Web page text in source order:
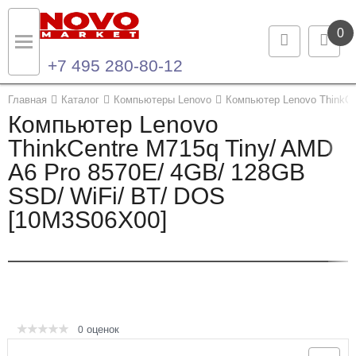
0
+7 495 280-80-12
Главная Каталог Компьютеры Lenovo Компьютер Lenovo
Компьютер Lenovo
ThinkCentre M715q Tiny/ AMD
A6 Pro 8570E/ 4GB/ 128GB
SSD/ WiFi/ BT/ DOS
[10M3S06X00]
0 оценок
Назад
Каталог продукции
Ноутбуки и ультрабуки
Компьютеры
Назад
Контакты
Контактная информация